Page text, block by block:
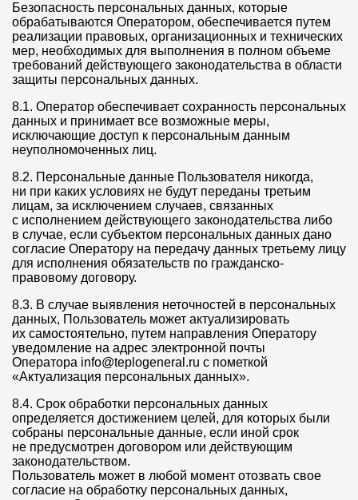
Безопасность персональных данных, которые
обрабатываются Оператором, обеспечивается путем
реализации правовых, организационных и технических
мер, необходимых для выполнения в полном объеме
требований действующего законодательства в области
защиты персональных данных.
8.1. Оператор обеспечивает сохранность персональных
данных и принимает все возможные меры,
исключающие доступ к персональным данным
неуполномоченных лиц.
8.2. Персональные данные Пользователя никогда,
ни при каких условиях не будут переданы третьим
лицам, за исключением случаев, связанных
с исполнением действующего законодательства либо
в случае, если субъектом персональных данных дано
согласие Оператору на передачу данных третьему лицу
для исполнения обязательств по гражданско-
правовому договору.
8.3. В случае выявления неточностей в персональных
данных, Пользователь может актуализировать
их самостоятельно, путем направления Оператору
уведомление на адрес электронной почты
Оператора info@teplogeneral.ru с пометкой
«Актуализация персональных данных».
8.4. Срок обработки персональных данных
определяется достижением целей, для которых были
собраны персональные данные, если иной срок
не предусмотрен договором или действующим
законодательством.
Пользователь может в любой момент отозвать свое
согласие на обработку персональных данных,